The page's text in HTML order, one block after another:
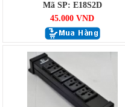
Mã SP: E18S2D
45.000 VND